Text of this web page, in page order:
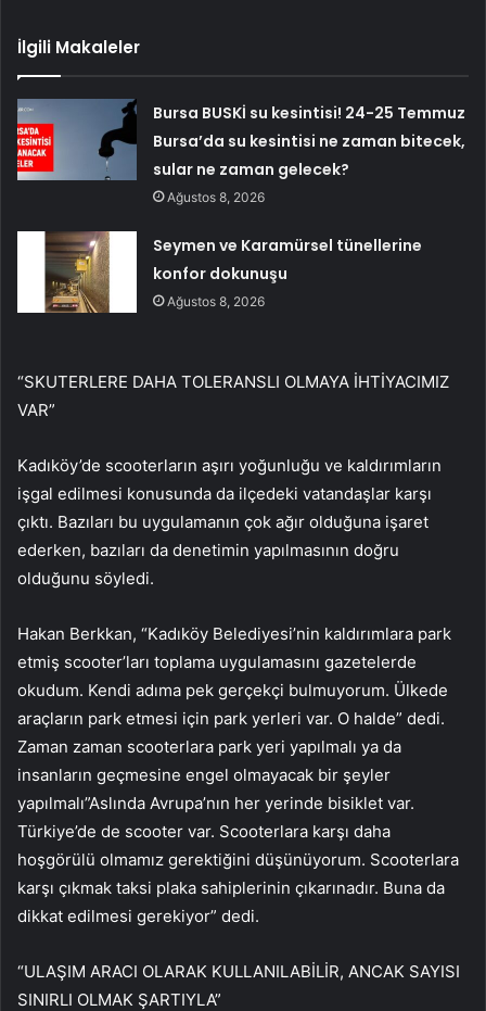
İlgili Makaleler
Bursa BUSKİ su kesintisi! 24-25 Temmuz
Bursa’da su kesintisi ne zaman bitecek,
sular ne zaman gelecek?
Ağustos 8, 2026
Seymen ve Karamürsel tünellerine
konfor dokunuşu
Ağustos 8, 2026
“SKUTERLERE DAHA TOLERANSLI OLMAYA İHTİYACIMIZ
VAR”
Kadıköy’de scooterların aşırı yoğunluğu ve kaldırımların
işgal edilmesi konusunda da ilçedeki vatandaşlar karşı
çıktı. Bazıları bu uygulamanın çok ağır olduğuna işaret
ederken, bazıları da denetimin yapılmasının doğru
olduğunu söyledi.
Hakan Berkkan, “Kadıköy Belediyesi’nin kaldırımlara park
etmiş scooter’ları toplama uygulamasını gazetelerde
okudum. Kendi adıma pek gerçekçi bulmuyorum. Ülkede
araçların park etmesi için park yerleri var. O halde” dedi.
Zaman zaman scooterlara park yeri yapılmalı ya da
insanların geçmesine engel olmayacak bir şeyler
yapılmalı”Aslında Avrupa’nın her yerinde bisiklet var.
Türkiye’de de scooter var. Scooterlara karşı daha
hoşgörülü olmamız gerektiğini düşünüyorum. Scooterlara
karşı çıkmak taksi plaka sahiplerinin çıkarınadır. Buna da
dikkat edilmesi gerekiyor” dedi.
“ULAŞIM ARACI OLARAK KULLANILABİLİR, ANCAK SAYISI
SINIRLI OLMAK ŞARTIYLA”